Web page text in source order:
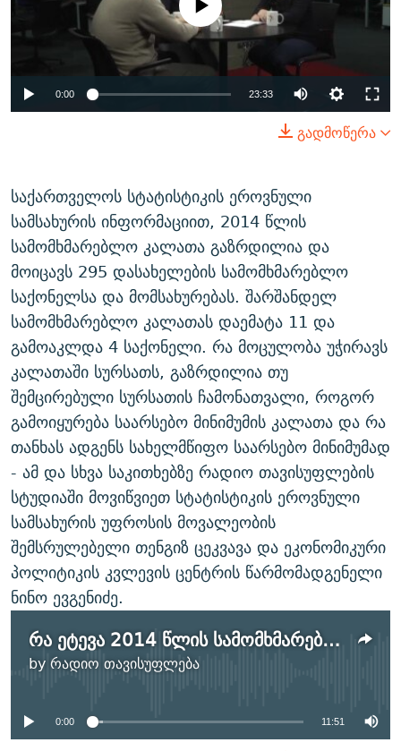
ᲛᲝᲚᲐᲞᲐᲠᲐᲙᲔ ᲢᲔᲥᲡᲢᲔᲑᲘ
ᲨᲘᲜ - ᲣᲪᲮᲝᲔᲗᲨᲘ
ᲚᲘᲢᲔᲠᲐᲢᲣᲠᲣᲚᲘ ᲬᲐᲮᲜᲐᲒᲔᲑᲘ
ᲐᲛᲔᲠᲘᲙᲣᲚᲘ ᲛᲝᲗᲮᲠᲝᲑᲐ
ᲩᲔᲛᲘ ᲡᲘᲙᲕᲓᲘᲚᲘᲡ ᲛᲘᲖᲔᲖᲘᲐ COVID-19
11 ᲬᲔᲚᲘ - 11 ᲐᲛᲑᲐᲕᲘ
ᲡᲐᲞᲐᲠᲚᲐᲛᲔᲜᲢᲝ ᲐᲠᲩᲔᲕᲜᲔᲑᲘᲡ ᲘᲡᲢᲝᲠᲘᲐ
ᲑᲐᲕᲨᲕᲔᲑᲘ ᲞᲠᲝᲡᲢᲘᲢᲣᲪᲘᲐᲨᲘ - ᲐᲛᲝᲣᲗᲥᲛᲔᲚᲘ ᲐᲛᲑᲐᲕᲘ
ПРИВЕТ ᲙᲣᲚᲢᲣᲠᲐ
ᲒᲐᲛᲝᲘᲬᲔᲠᲔ
available
0:00 23:33
გადმოწერა
საქართველოს სტატისტიკის ეროვნული
სამსახურის ინფორმაციით, 2014 წლის
სამომხმარებლო კალათა გაზრდილია და
მოიცავს 295 დასახელების სამომხმარებლო
საქონელსა და მომსახურებას. შარშანდელ
სამომხმარებლო კალათას დაემატა 11 და
გამოაკლდა 4 საქონელი. რა მოცულობა უჭირავს
კალათაში სურსათს, გაზრდილია თუ
შემცირებული სურსათის ჩამონათვალი, როგორ
გამოიყურება საარსებო მინიმუმის კალათა და რა
თანხას ადგენს სახელმწიფო საარსებო მინიმუმად
- ამ და სხვა საკითხებზე რადიო თავისუფლების
სტუდიაში მოვიწვიეთ სტატისტიკის ეროვნული
სამსახურის უფროსის მოვალეობის
შემსრულებელი თენგიზ ცეკვავა და ეკონომიკური
პოლიტიკის კვლევის ცენტრის წარმომადგენელი
ნინო ევგენიძე.
რა ეტევა 2014 წლის სამომხმარებლო კალათაში?
byრადიო თავისუფლება
No media source currently
0:00 11:51